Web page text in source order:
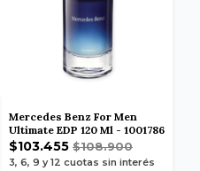
Mercedes Benz For Men
Ultimate EDP 120 Ml - 1001786
$103.455 $108.900
3, 6, 9 y 12 cuotas sin interés